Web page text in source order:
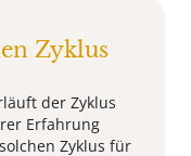
Zyklus
der Zyklus
Erfahrung
Zyklus für